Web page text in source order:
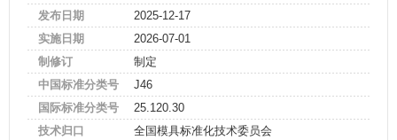
发布日期
2025-12-17
实施日期
2026-07-01
制修订
制定
中国标准分类号
J46
国际标准分类号
25.120.30
技术归口
全国模具标准化技术委员会